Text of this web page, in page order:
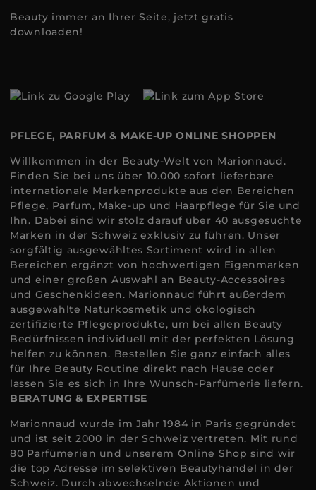
Beauty immer an Ihrer Seite, jetzt gratis
downloaden!
PFLEGE, PARFUM & MAKE-UP ONLINE SHOPPEN
Willkommen in der Beauty-Welt von Marionnaud.
Finden Sie bei uns über 10.000 sofort lieferbare
internationale Markenprodukte aus den Bereichen
Pflege, Parfum, Make-up und Haarpflege für Sie und
Ihn. Dabei sind wir stolz darauf über 40 ausgesuchte
Marken in der Schweiz exklusiv zu führen. Unser
sorgfältig ausgewähltes Sortiment wird in allen
Bereichen ergänzt von hochwertigen Eigenmarken
und einer großen Auswahl an Beauty-Accessoires
und Geschenkideen. Marionnaud führt außerdem
ausgewählte Naturkosmetik und ökologisch
zertifizierte Pflegeprodukte, um bei allen Beauty
Bedürfnissen individuell mit der perfekten Lösung
helfen zu können. Bestellen Sie ganz einfach alles
für Ihre Beauty Routine direkt nach Hause oder
lassen Sie es sich in Ihre Wunsch-Parfümerie liefern.
BERATUNG & EXPERTISE
Marionnaud wurde im Jahr 1984 in Paris gegründet
und ist seit 2000 in der Schweiz vertreten. Mit rund
80 Parfümerien und unserem Online Shop sind wir
die top Adresse im selektiven Beautyhandel in der
Schweiz. Durch abwechselnde Aktionen und